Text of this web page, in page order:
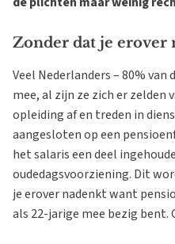
Zonder dat je erover
Veel Nederlanders – 80% van
mee, al zijn ze zich er zelden
opleiding af en treden in
aangesloten op een
het salaris een deel
oudedagsvoorziening. Dit
je erover nadenkt want
als 22-jarige mee bezig bent.